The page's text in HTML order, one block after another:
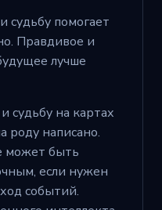
судьбу помогает
Правдивое и
лучше
судьбу на картах
роду написано.
может быть
если нужен
событий.